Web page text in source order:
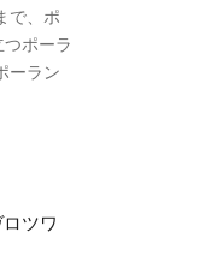
で、ポ
ポーラ
ーラン
ツワ